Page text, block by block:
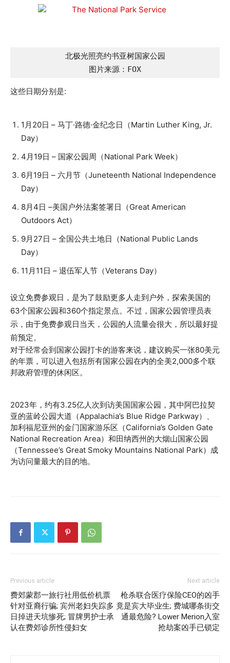
北极光照亮约书亚树国家公园
图片来源：FOX
这些日期分别是:
1月20日 – 马丁·路德·金纪念日（Martin Luther King, Jr.
Day）
4月19日 – 国家公园周（National Park Week）
6月19日 – 六月节（Juneteenth National Independence
Day）
8月4日 –美国户外法案签署日（Great American
Outdoors Act）
9月27日 – 全国公共土地日（National Public Lands
Day）
11月11日 – 退伍军人节（Veterans Day）
设立免费参观日，是为了鼓励更多人走到户外，探索美国的
63个国家公园和360个指定景点。不过，国家公园管理员表
示，由于免费参观日当天，公园的人流量会很大，所以最好提
前预定。
对于经常会到国家公园打卡的游客来说，建议购买一张80美元
的年票，可以进入包括所有国家公园在内的全美2,000多个联
邦政府管理的休闲区。
2023年，约有3.25亿人次到访美国国家公园，其中阿巴拉契
亚的蓝岭公园大道（Appalachia’s Blue Ridge Parkway）、
加利福尼亚州的金门国家游乐区（California’s Golden Gate
National Recreation Area）和田纳西州的大烟山国家公园
（Tennessee’s Great Smoky Mountains National Park）成
为访问量最大的目的地。
Previous article
费郊蒙郡一旅行社用低价机票
针对亚裔行骗; 宾州老妇失踪多
日掉进天坑惨死; 冒牌男护士承
认在费郊诊所性侵妇女
Next article
枪杀联合医疗保险CEO的凶手
竟是宾大毕业生; 费城哪条街交
通最危险? Lower Merion入室
抢劫案凶手已锁定